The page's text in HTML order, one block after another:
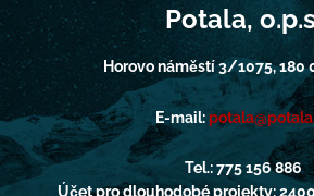
Potala,
Horovo náměstí 3/1075, 180
E-mail:
Tel.: 775 156 886
Účet pro dlouhodobé projekty: